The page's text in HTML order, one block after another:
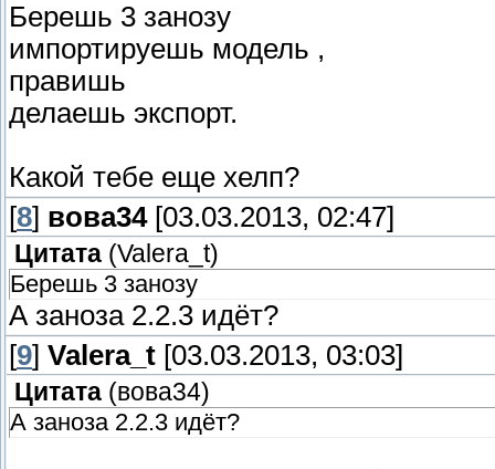
Берешь 3 занозу
импортируешь модель ,
правишь
делаешь экспорт.
Какой тебе еще хелп?
[8] вова34[03.03.2013, 02:47]
Цитата (Valera_t)
Берешь 3 занозу
А заноза 2.2.3 идёт?
[9] Valera_t [03.03.2013, 03:03]
Цитата (вова34)
А заноза 2.2.3 идёт?